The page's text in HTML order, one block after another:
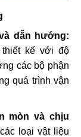
dẫn hướng:
kế với độ
các bộ phận
quá trình vận
mòn và chịu
loại vật liệu